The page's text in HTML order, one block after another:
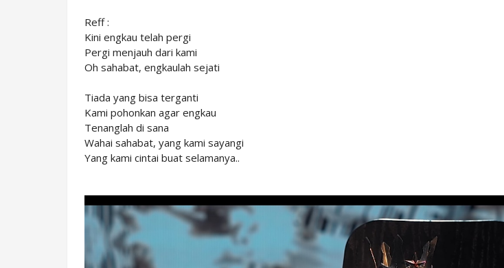
Reff :
Kini engkau telah pergi
Pergi menjauh dari kami
Oh sahabat, engkaulah sejati
Tiada yang bisa terganti
Kami pohonkan agar engkau
Tenanglah di sana
Wahai sahabat, yang kami sayangi
Yang kami cintai buat selamanya..